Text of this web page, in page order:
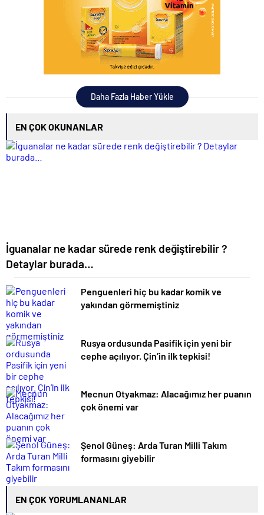
Daha Fazla Haber Yükle
EN ÇOK OKUNANLAR
İguanalar ne kadar sürede renk değiştirebilir ?
Detaylar burada…
Penguenleri hiç bu kadar komik ve
yakından görmemiştiniz
Rusya ordusunda Pasifik için yeni bir
cephe açılıyor. Çin’in ilk tepkisi!
Mecnun Otyakmaz: Alacağımız her puanın
çok önemi var
Şenol Güneş: Arda Turan Milli Takım
formasını giyebilir
EN ÇOK YORUMLANANLAR